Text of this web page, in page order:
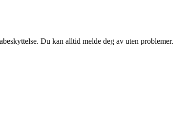
Du kan alltid melde deg av uten problemer.